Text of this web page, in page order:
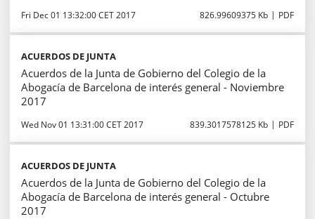
Fri Dec 01 13:32:00 CET 2017 826.99609375 Kb PDF
ACUERDOS DE JUNTA
Acuerdos de la Junta de Gobierno del Colegio de la
Abogacía de Barcelona de interés general - Noviembre
2017
Wed Nov 01 13:31:00 CET 2017 839.3017578125 Kb PDF
ACUERDOS DE JUNTA
Acuerdos de la Junta de Gobierno del Colegio de la
Abogacía de Barcelona de interés general - Octubre
2017